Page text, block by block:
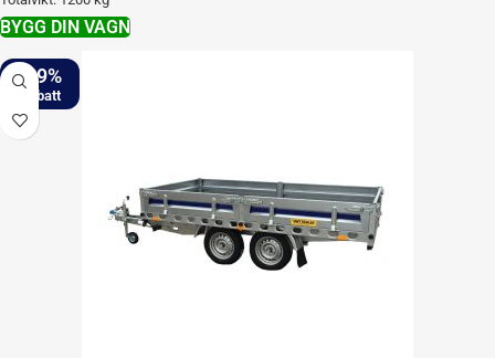
BYGG DIN VAGN
-19%